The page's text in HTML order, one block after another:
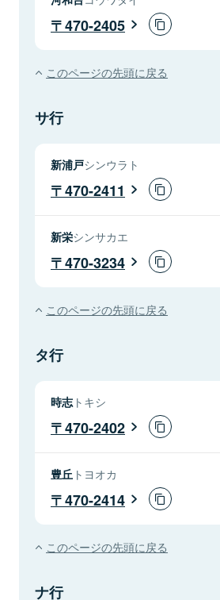
470-2405
このページの先頭に戻る
サ行
新浦戸シンウラト
470-2411
新栄シンサカエ
470-3234
このページの先頭に戻る
タ行
時志 トキシ
470-2402
豊丘 トヨオカ
470-2414
このページの先頭に戻る
ナ行